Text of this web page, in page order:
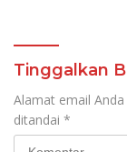
Tinggalkan
Alamat email
ditandai *